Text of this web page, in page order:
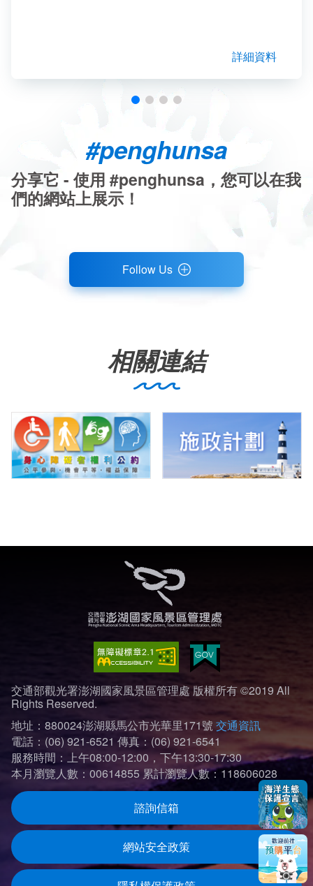
詳細資料
#penghunsa
分享它 - 使用 #penghunsa，您可以在我
們的網站上展示！
Follow Us
相關連結
交通部觀光署澎湖國家風景區管理處 版權所有 ©2019 All
Rights Reserved.
地址：880024澎湖縣馬公市光華里171號 交通資訊
電話：(06) 921-6521 傳真：(06) 921-6541
服務時間：上午08:00-12:00，下午13:30-17:30
本月瀏覽人數：00614855 累計瀏覽人數：118606028
諮詢信箱
網站安全政策